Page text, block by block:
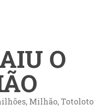
O
Milhão, Totoloto